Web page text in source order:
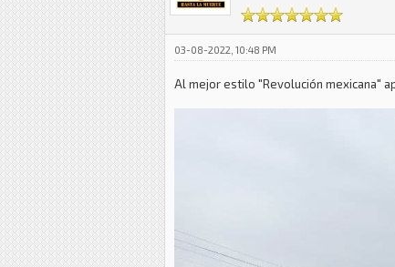
03-08-2022, 10:48 PM
Al mejor estilo "Revolución mexicana"